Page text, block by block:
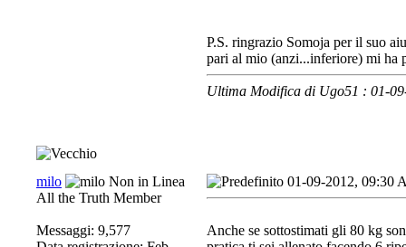
P.S. ringrazio Somoja per il suo
pari al mio (anzi...inferiore) mi ha
Ultima Modifica di Ugo51 : 01-
milo
All the Truth Member
Messaggi: 9,577
01-09-2012, 09:30
Anche se sottostimati gli 80 kg